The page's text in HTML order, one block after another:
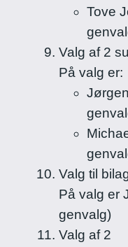
Tove
Valg af 2
På valg er:
Valg til
På valg er
genvalg)
Valg af 2